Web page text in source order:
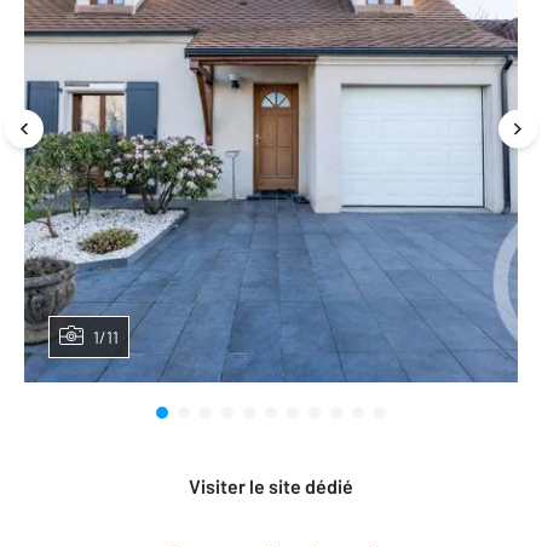
1/11
Visiter le site dédié